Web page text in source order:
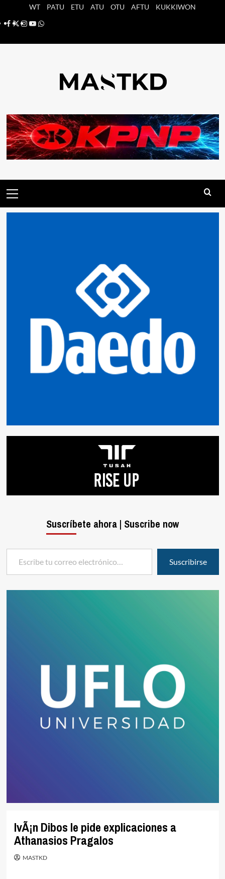
WT PATU ETU ATU OTU AFTU
KUKKIWON
Facebook
X Instagram
YouTube
Whatsapp
principal
IvÃ¡n Dibos le pide explicaciones a
Athanasios Pragalos
MASTKD
Suscríbete ahora | Suscribe now
Escribe tu correo electrónico…
Suscribirse